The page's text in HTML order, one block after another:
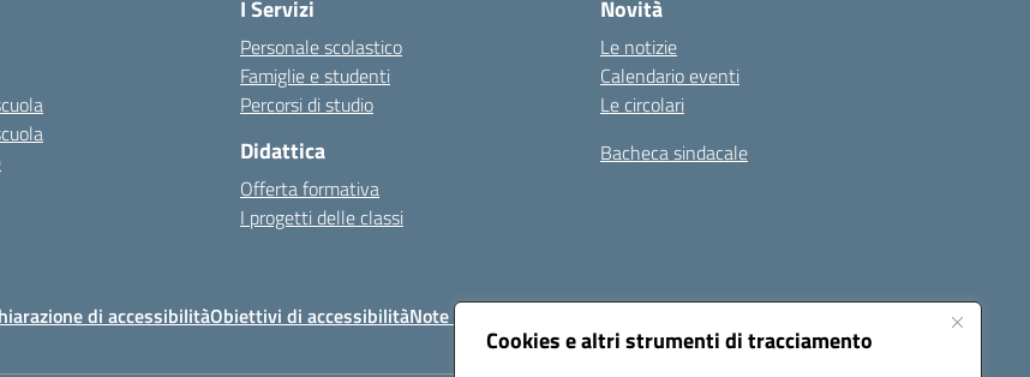
Cookies e altri strumenti di tracciamento
I Servizi
Personale scolastico
Famiglie e studenti
Percorsi di studio
Didattica
Offerta formativa
I progetti delle classi
Novità
Le notizie
Calendario eventi
Le circolari
Bacheca sindacale
di accessibilitàObiettivi di accessibilitàNote legali Seguici su: